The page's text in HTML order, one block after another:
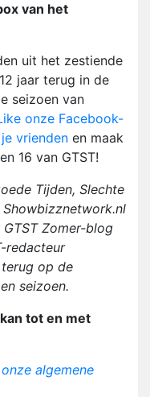
van het
uit het zestiende
jaar terug in de
seizoen van
onze Facebook-
vrienden en maak
16 van GTST!
Tijden, Slechte
Zomer-blog
redacteur
op de
seizoen.
tot en met
algemene